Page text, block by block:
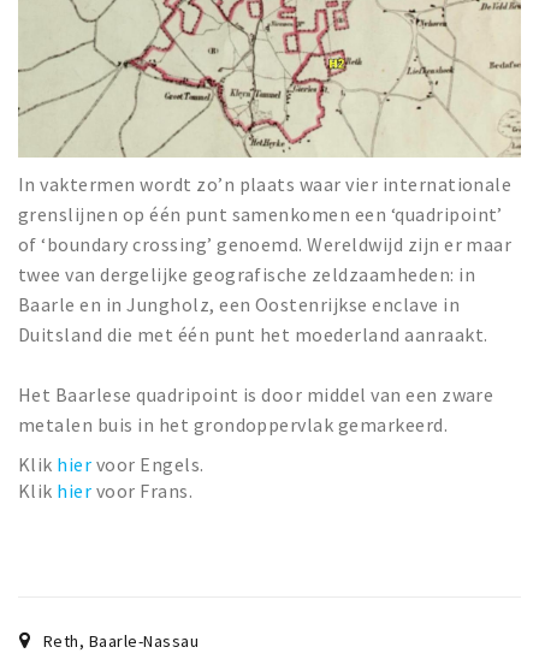
In vaktermen wordt zo’n plaats waar vier internationale
grenslijnen op één punt samenkomen een ‘quadripoint’
of ‘boundary crossing’ genoemd. Wereldwijd zijn er maar
twee van dergelijke geografische zeldzaamheden: in
Baarle en in Jungholz, een Oostenrijkse enclave in
Duitsland die met één punt het moederland aanraakt.
Het Baarlese quadripoint is door middel van een zware
metalen buis in het grondoppervlak gemarkeerd.
Klik hier voor Engels.
Klik hier voor Frans.
Reth, Baarle-Nassau